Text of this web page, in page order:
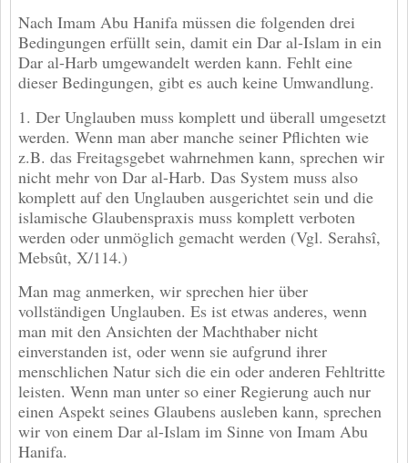
Nach Imam Abu Hanifa müssen die folgenden drei
Bedingungen erfüllt sein, damit ein Dar al-Islam in ein
Dar al-Harb umgewandelt werden kann. Fehlt eine
dieser Bedingungen, gibt es auch keine Umwandlung.
1. Der Unglauben muss komplett und überall umgesetzt
werden. Wenn man aber manche seiner Pflichten wie
z.B. das Freitagsgebet wahrnehmen kann, sprechen wir
nicht mehr von Dar al-Harb. Das System muss also
komplett auf den Unglauben ausgerichtet sein und die
islamische Glaubenspraxis muss komplett verboten
werden oder unmöglich gemacht werden (Vgl. Serahsî,
Mebsût, X/114.)
Man mag anmerken, wir sprechen hier über
vollständigen Unglauben. Es ist etwas anderes, wenn
man mit den Ansichten der Machthaber nicht
einverstanden ist, oder wenn sie aufgrund ihrer
menschlichen Natur sich die ein oder anderen Fehltritte
leisten. Wenn man unter so einer Regierung auch nur
einen Aspekt seines Glaubens ausleben kann, sprechen
wir von einem Dar al-Islam im Sinne von Imam Abu
Hanifa.